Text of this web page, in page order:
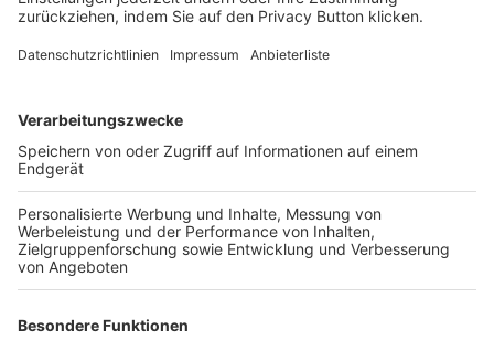
FOLGE DEM BFV
TOP-VEREINE
TOP-PARTNER